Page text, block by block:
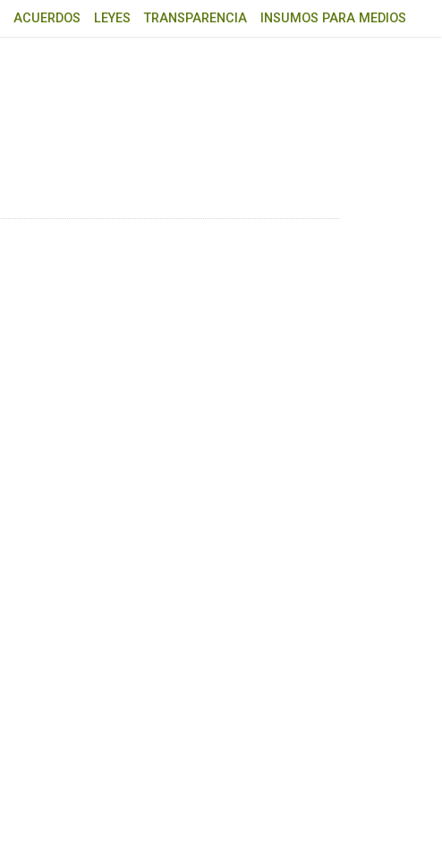
ACUERDOS LEYES TRANSPARENCIA INSUMOS PARA MEDIOS